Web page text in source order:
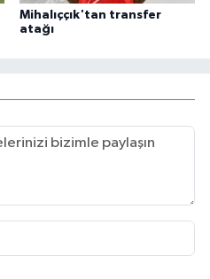
Mihalıççık'tan transfer
atağı